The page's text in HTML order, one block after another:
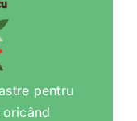
pentru